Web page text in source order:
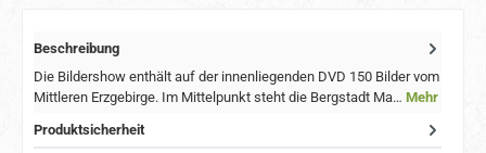
Beschreibung
Die Bildershow enthält auf der innenliegenden DVD 150 Bilder vom
Mittleren Erzgebirge. Im Mittelpunkt steht die Bergstadt Ma… Mehr
Produktsicherheit